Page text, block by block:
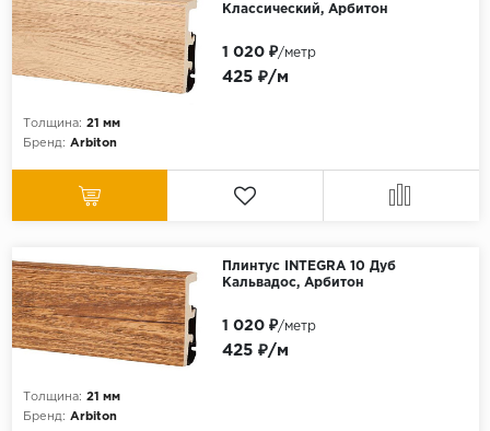
Классический, Арбитон
Толщина: 21 мм
Бренд: Arbiton
425 ₽/м
1 020 ₽/метр
Плинтус INTEGRA 10 Дуб
Кальвадос, Арбитон
Толщина: 21 мм
Бренд: Arbiton
425 ₽/м
1 020 ₽/метр